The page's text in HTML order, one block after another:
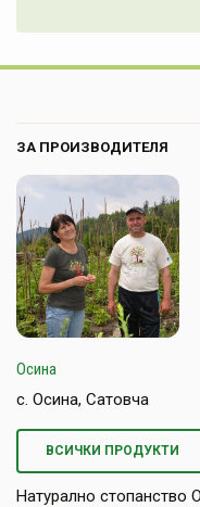
ЗА ПРОИЗВОДИТЕЛЯ
Осина
с. Осина, Сатовча
ВСИЧКИ ПРОДУКТИ
Натурално стопанство